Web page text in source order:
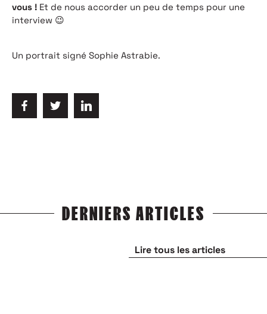
vous ! Et de nous accorder un peu de temps pour une
interview 😉
Un portrait signé Sophie Astrabie.
DERNIERS ARTICLES
Lire tous les articles